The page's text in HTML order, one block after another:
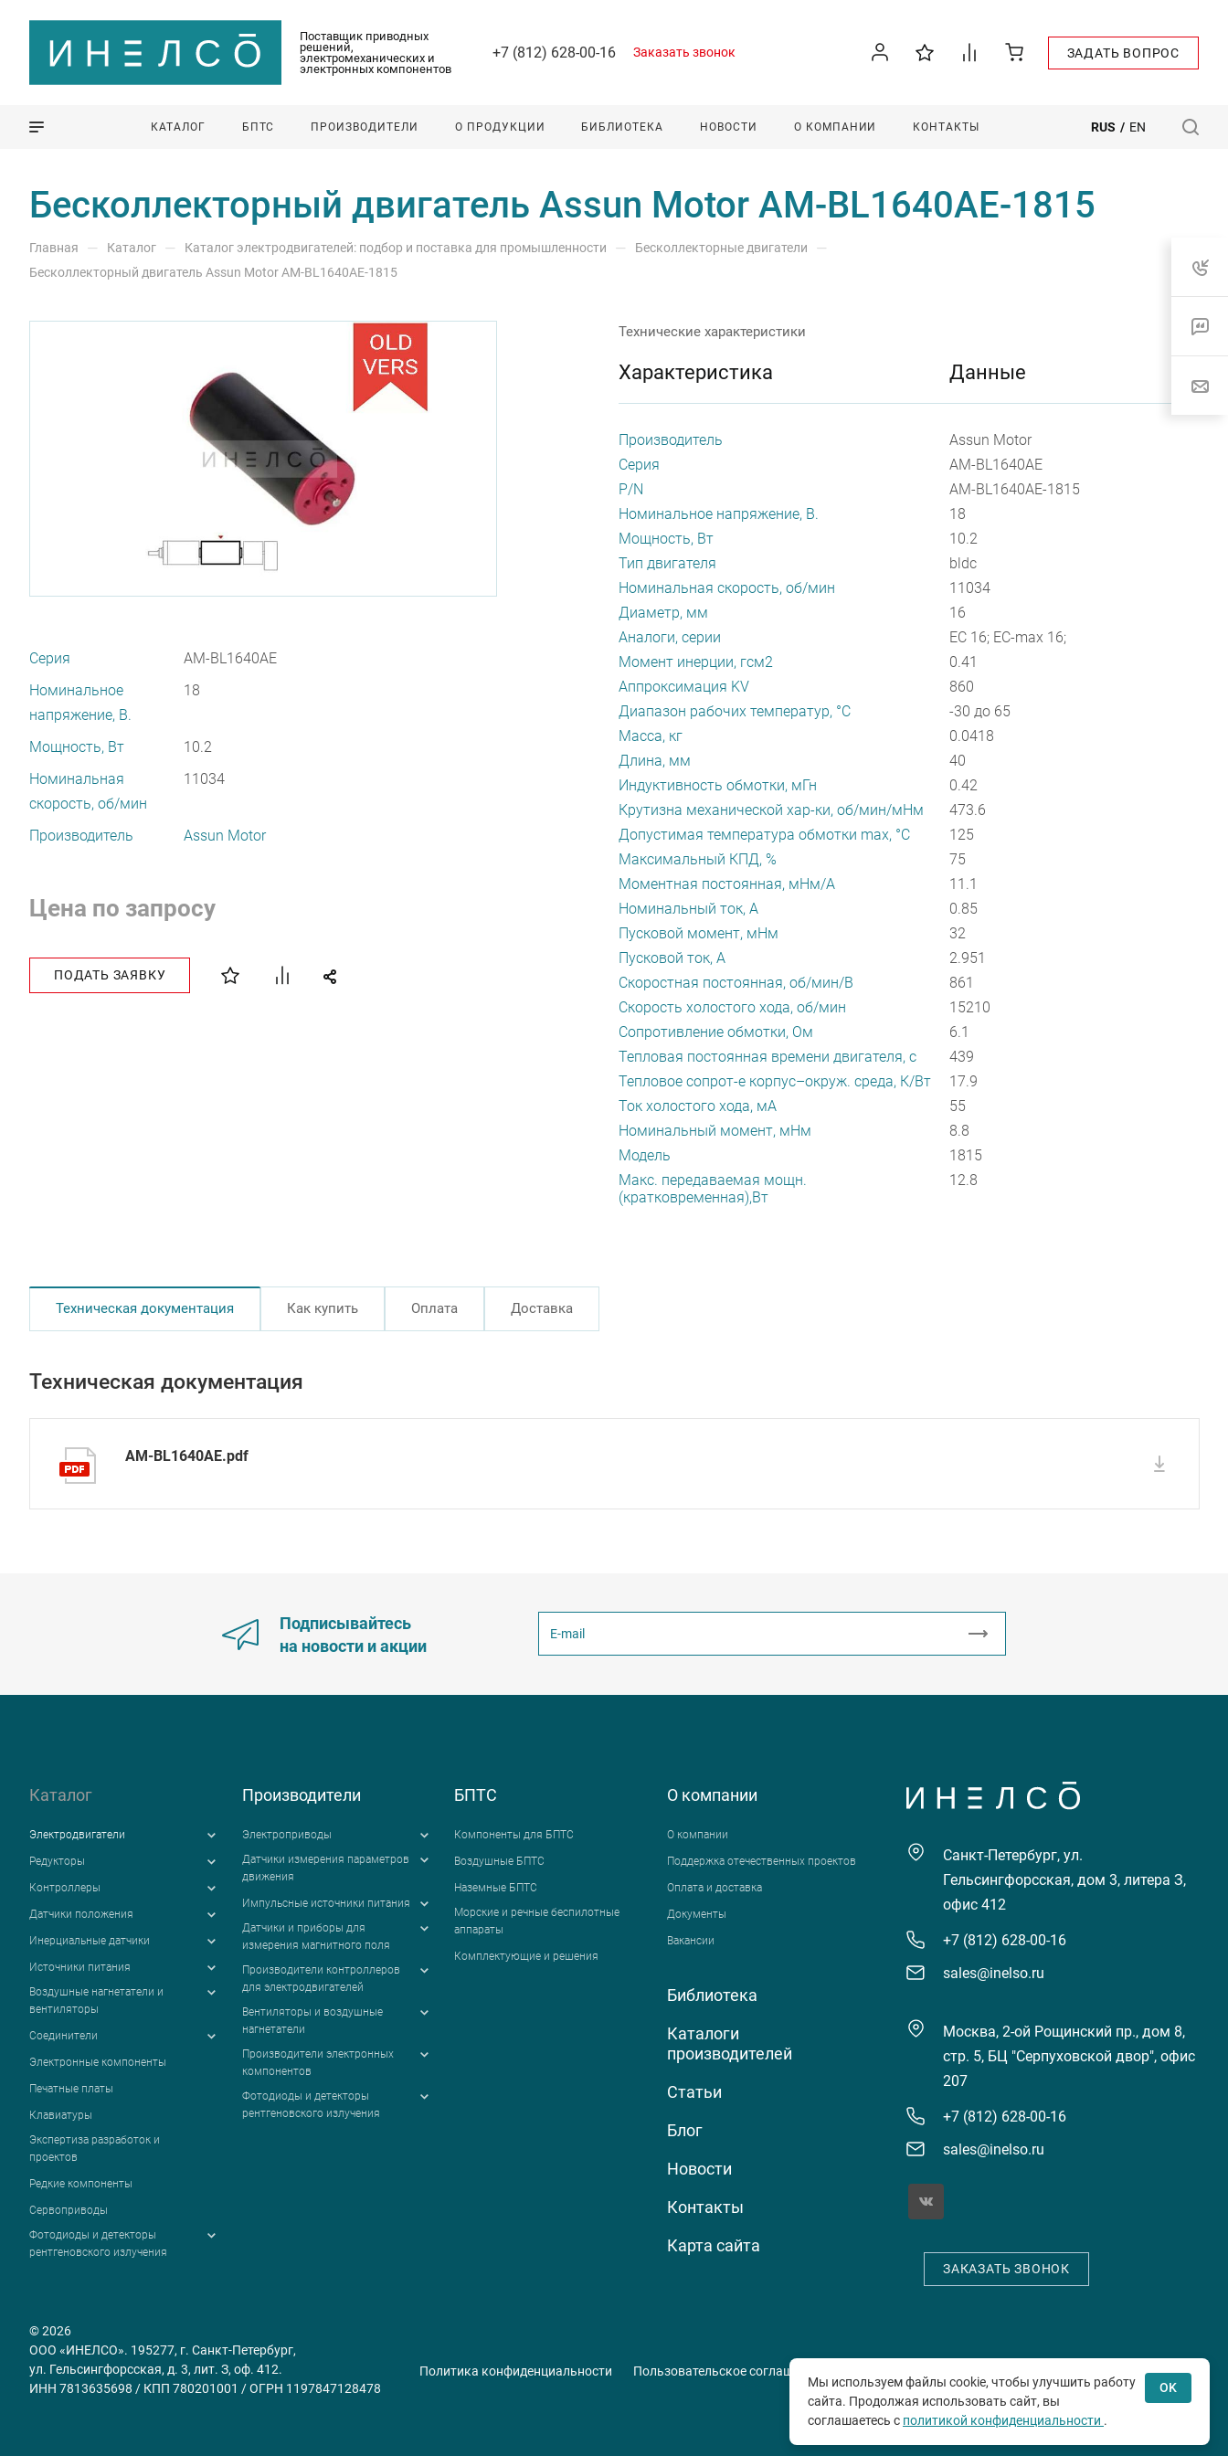
Поставщик приводных
решений,
электромеханических и
электронных компонентов
+7 (812) 628-00-16 Заказать звонок ЗАДАТЬ ВОПРОС
КАТАЛОГ БПТС ПРОИЗВОДИТЕЛИ О ПРОДУКЦИИ БИБЛИОТЕКА НОВОСТИ О КОМПАНИИ КОНТАКТЫ RUS / EN
Бесколлекторный двигатель Assun Motor AM-BL1640AE-1815
Главная — Каталог — Каталог электродвигателей: подбор и поставка для промышленности — Бесколлекторные двигатели —
Бесколлекторный двигатель Assun Motor AM-BL1640AE-1815
Серия
AM-BL1640AE
Номинальное
напряжение, В.
18
Мощность, Вт
10.2
Номинальная
скорость, об/мин
11034
Производитель Assun Motor
Цена по запросу
ПОДАТЬ ЗАЯВКУ
Технические характеристики
Характеристика Данные
Производитель
Assun Motor
Серия
AM-BL1640AE
P/N
AM-BL1640AE-1815
Номинальное напряжение, В.
18
Мощность, Вт
10.2
Тип двигателя
bldc
Номинальная скорость, об/мин
11034
Диаметр, мм
16
Аналоги, серии
EC 16; EC-max 16;
Момент инерции, гсм2
0.41
Аппроксимация KV
860
Диапазон рабочих температур, °С
-30 до 65
Масса, кг
0.0418
Длина, мм
40
Индуктивность обмотки, мГн
0.42
Крутизна механической хар-ки, об/мин/мНм
473.6
Допустимая температура обмотки max, °С
125
Максимальный КПД, %
75
Моментная постоянная, мНм/А
11.1
Номинальный ток, А
0.85
Пусковой момент, мНм
32
Пусковой ток, А
2.951
Скоростная постоянная, об/мин/В
861
Скорость холостого хода, об/мин
15210
Сопротивление обмотки, Ом
6.1
Тепловая постоянная времени двигателя, с
439
Тепловое сопрот-е корпус–окруж. среда, К/Вт
17.9
Ток холостого хода, мА
55
Номинальный момент, мНм
8.8
Модель
1815
Макс. передаваемая мощн.
(кратковременная),Вт
12.8
Техническая документация Как купить Оплата Доставка
Техническая документация
AM-BL1640AE.pdf
Подписывайтесь
на новости и акции
Каталог
Электродвигатели
Редукторы
Контроллеры
Датчики положения
Инерциальные датчики
Источники питания
Воздушные нагнетатели и
вентиляторы
Соединители
Электронные компоненты
Печатные платы
Клавиатуры
Экспертиза разработок и
проектов
Редкие компоненты
Сервоприводы
Фотодиоды и детекторы
рентгеновского излучения
Производители
Электроприводы
Датчики измерения параметров
движения
Импульсные источники питания
Датчики и приборы для
измерения магнитного поля
Производители контроллеров
для электродвигателей
Вентиляторы и воздушные
нагнетатели
Производители электронных
компонентов
Фотодиоды и детекторы
рентгеновского излучения
БПТС
Компоненты для БПТС
Воздушные БПТС
Наземные БПТС
Морские и речные беспилотные
аппараты
Комплектующие и решения
О компании
О компании
Поддержка отечественных проектов
Оплата и доставка
Документы
Вакансии
Библиотека
Каталоги
производителей
Статьи
Блог
Новости
Контакты
Карта сайта
Санкт-Петербург, ул.
Гельсингфорсская, дом 3, литера З,
офис 412
+7 (812) 628-00-16
sales@inelso.ru
Москва, 2-ой Рощинский пр., дом 8,
стр. 5, БЦ "Серпуховской двор", офис
207
+7 (812) 628-00-16
sales@inelso.ru
ЗАКАЗАТЬ ЗВОНОК
© 2026
ООО «ИНЕЛСО». 195277, г. Санкт-Петербург,
ул. Гельсингфорсская, д. 3, лит. З, оф. 412.
ИНН 7813635698 / КПП 780201001 / ОГРН 1197847128478
Политика конфиденциальности Пользовательское соглашение
Мы используем файлы cookie, чтобы улучшить работу
сайта. Продолжая использовать сайт, вы
соглашаетесь с политикой конфиденциальности .
OK